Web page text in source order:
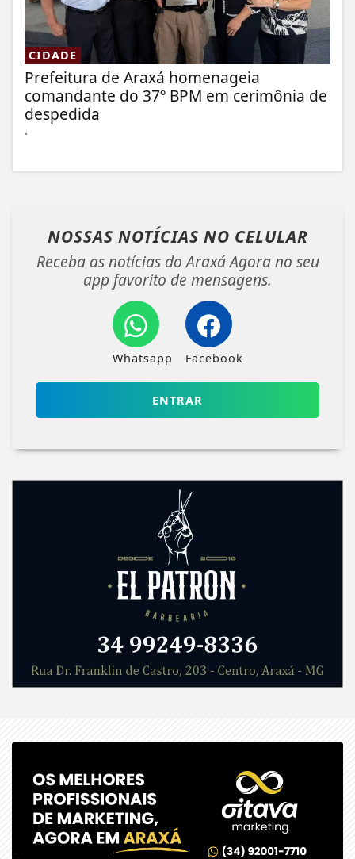
CIDADE
Prefeitura de Araxá homenageia
comandante do 37º BPM em cerimônia de
despedida
.
NOSSAS NOTÍCIAS NO CELULAR
Receba as notícias do Araxá Agora no seu
app favorito de mensagens.
Whatsapp Facebook
ENTRAR